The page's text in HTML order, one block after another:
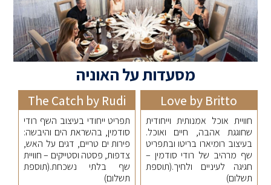
מסעדות על האוניה
Love by Britto
חוויית אוכל אמנותית וייחודית
שחוגגת אהבה, חיים ואוכל.
בעיצוב רומיארו בריטו ובתפריט
שף מרהיב של רודי סודמין –
חגיגה לעיניים ולחיך.(תוספת
תשלום)
The Catch by Rudi
תפריט ייחודי בעיצוב השף רודי
סודמין, בהשראת הים והיבשה:
פירות ים טריים, דגים על האש,
צדפות, פסטה וסטייקים – חוויית
שף בלתי נשכחת.(תוספת
תשלום)